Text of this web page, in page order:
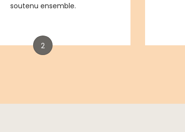
soutenu ensemble.
2